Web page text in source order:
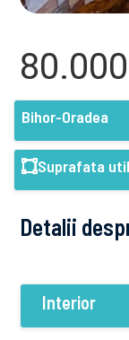
Bihor-Oradea
Suprafata
Detalii
Interior